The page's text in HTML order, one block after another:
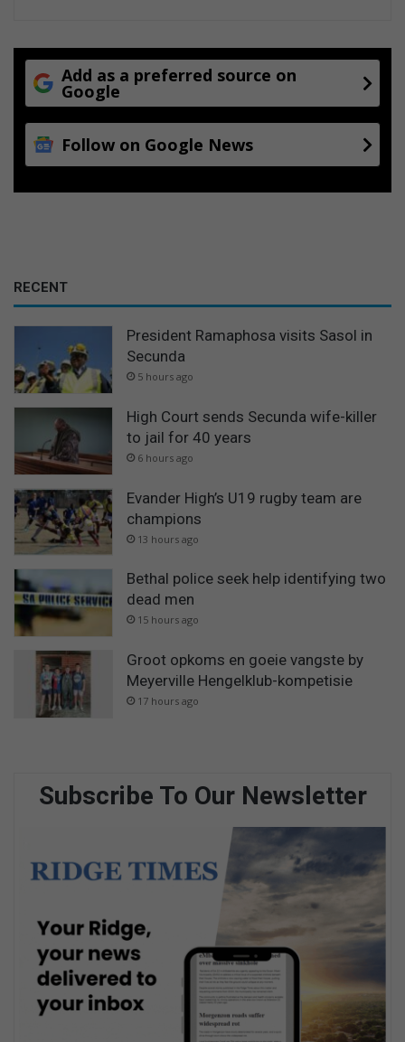
Add as a preferred source on
Google
Follow on Google News
RECENT
President Ramaphosa visits Sasol in
Secunda
5 hours ago
High Court sends Secunda wife-killer
to jail for 40 years
6 hours ago
Evander High’s U19 rugby team are
champions
13 hours ago
Bethal police seek help identifying two
dead men
15 hours ago
Groot opkoms en goeie vangste by
Meyerville Hengelklub-kompetisie
17 hours ago
Subscribe To Our Newsletter